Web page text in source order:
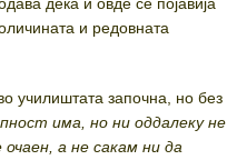
и редовната
училиштата започна, но без
има, но ни оддалеку не
а не сакам ни да